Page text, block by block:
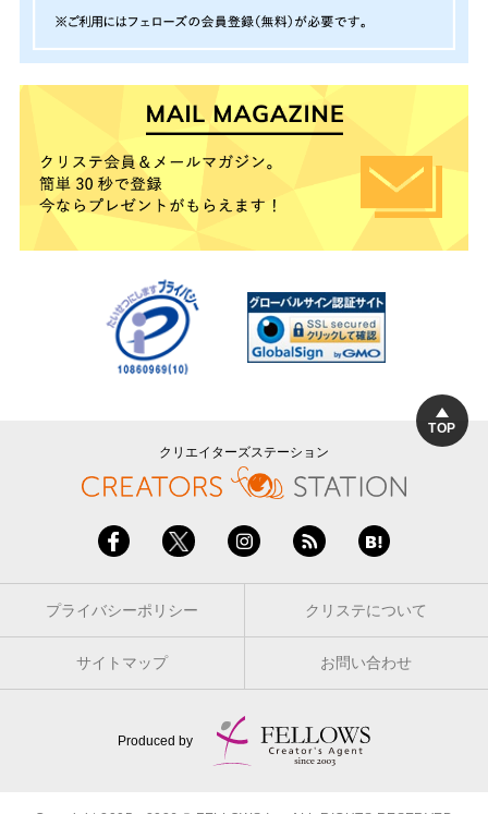
TOP
クリエイターズステーション
プライバシーポリシー クリステについて
サイトマップ お問い合わせ
Produced by